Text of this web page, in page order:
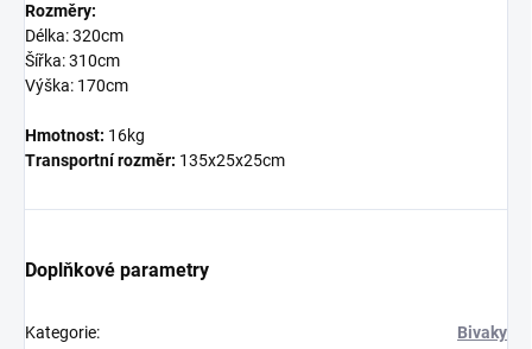
Rozměry:
Délka: 320cm
Šířka: 310cm
Výška: 170cm
Hmotnost: 16kg
Transportní rozměr: 135x25x25cm
Doplňkové parametry
Kategorie: Bivaky